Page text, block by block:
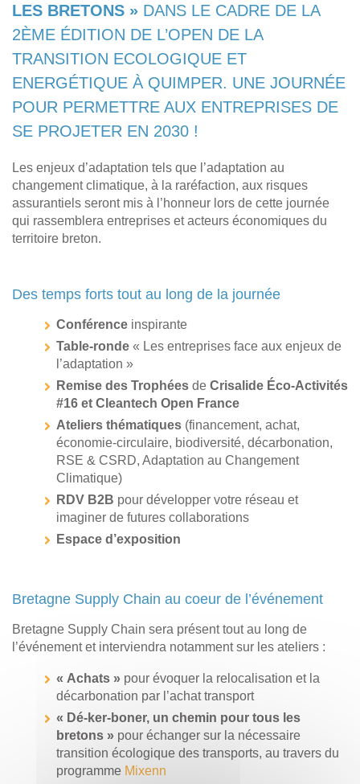
LES BRETONS » DANS LE CADRE DE LA
2ÈME ÉDITION DE L’OPEN DE LA
TRANSITION ECOLOGIQUE ET
ENERGÉTIQUE À QUIMPER. UNE JOURNÉE
POUR PERMETTRE AUX ENTREPRISES DE
SE PROJETER EN 2030 !
Les enjeux d’adaptation tels que l’adaptation au
changement climatique, à la raréfaction, aux risques
assurantiels seront mis à l’honneur lors de cette journée
qui rassemblera entreprises et acteurs économiques du
territoire breton.
Des temps forts tout au long de la journée
Conférence inspirante
Table-ronde « Les entreprises face aux enjeux de
l’adaptation »
Remise des Trophées de Crisalide Éco-Activités
#16 et Cleantech Open France
Ateliers thématiques (financement, achat,
économie-circulaire, biodiversité, décarbonation,
RSE & CSRD, Adaptation au Changement
Climatique)
RDV B2B pour développer votre réseau et
imaginer de futures collaborations
Espace d’exposition
Bretagne Supply Chain au coeur de l’événement
Bretagne Supply Chain sera présent tout au long de
l’événement et interviendra notamment sur les ateliers :
« Achats » pour évoquer la relocalisation et la
décarbonation par l’achat transport
« Dé-ker-boner, un chemin pour tous les
bretons » pour échanger sur la nécessaire
transition écologique des transports, au travers du
programme Mixenn